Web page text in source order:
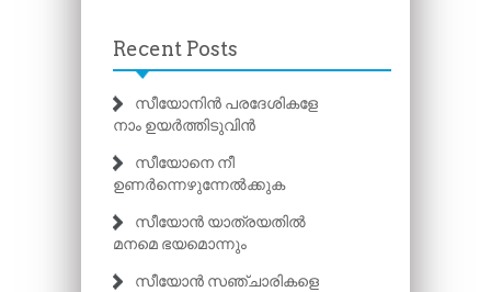
Recent Posts
സീയോനിൻ പരദേശികളേ
നാം ഉയർത്തിടുവിൻ
സീയോനെ നീ
ഉണർന്നെഴുന്നേൽക്കുക
സീയോൻ യാത്രയതിൽ
മനമെ ഭയമൊന്നും
സീയോൻ സഞ്ചാരികളെ